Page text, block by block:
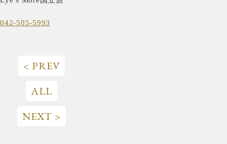
042-505-5993
< PREV
ALL
NEXT >